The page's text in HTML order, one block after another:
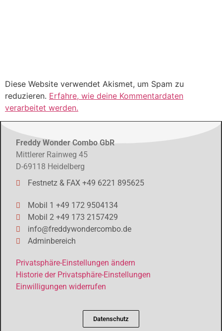
Diese Website verwendet Akismet, um Spam zu
reduzieren. Erfahre, wie deine Kommentardaten
verarbeitet werden.
Freddy Wonder Combo GbR
Mittlerer Rainweg 45
D-69118 Heidelberg
Festnetz & FAX +49 6221 895625
Mobil 1 +49 172 9504134
Mobil 2 +49 173 2157429
info@freddywondercombo.de
Adminbereich
Privatsphäre-Einstellungen ändern
Historie der Privatsphäre-Einstellungen
Einwilligungen widerrufen
Datenschutz